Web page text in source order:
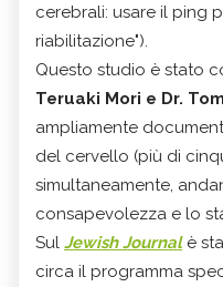
cerebrali: usare il ping
riabilitazione").
Questo studio è stato
Teruaki Mori e Dr.
ampliamente
del cervello (più di
simultaneamente,
consapevolezza e lo
Sul Jewish Journalè
circa il programma